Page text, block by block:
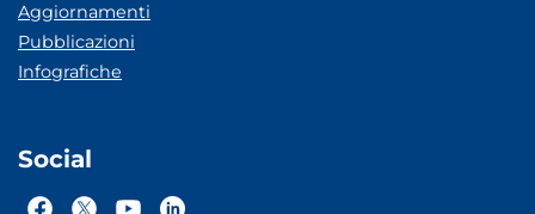
Aggiornamenti
Pubblicazioni
Infografiche
Social